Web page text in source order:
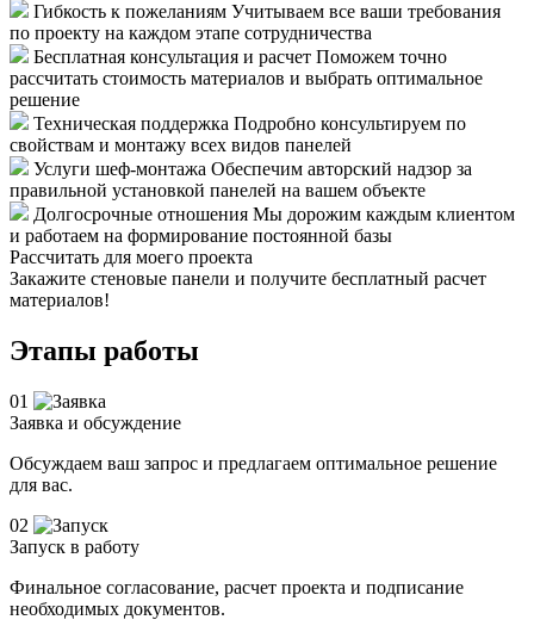
Гибкость к пожеланиям Учитываем все ваши требования
по проекту на каждом этапе сотрудничества
Бесплатная консультация и расчет Поможем точно
рассчитать стоимость материалов и выбрать оптимальное
решение
Техническая поддержка Подробно консультируем по
свойствам и монтажу всех видов панелей
Услуги шеф-монтажа Обеспечим авторский надзор за
правильной установкой панелей на вашем объекте
Долгосрочные отношения Мы дорожим каждым клиентом
и работаем на формирование постоянной базы
Рассчитать для моего проекта
Закажите стеновые панели и получите бесплатный расчет
материалов!
Этапы работы
01
Заявка и обсуждение
Обсуждаем ваш запрос и предлагаем оптимальное решение
для вас.
02
Запуск в работу
Финальное согласование, расчет проекта и подписание
необходимых документов.